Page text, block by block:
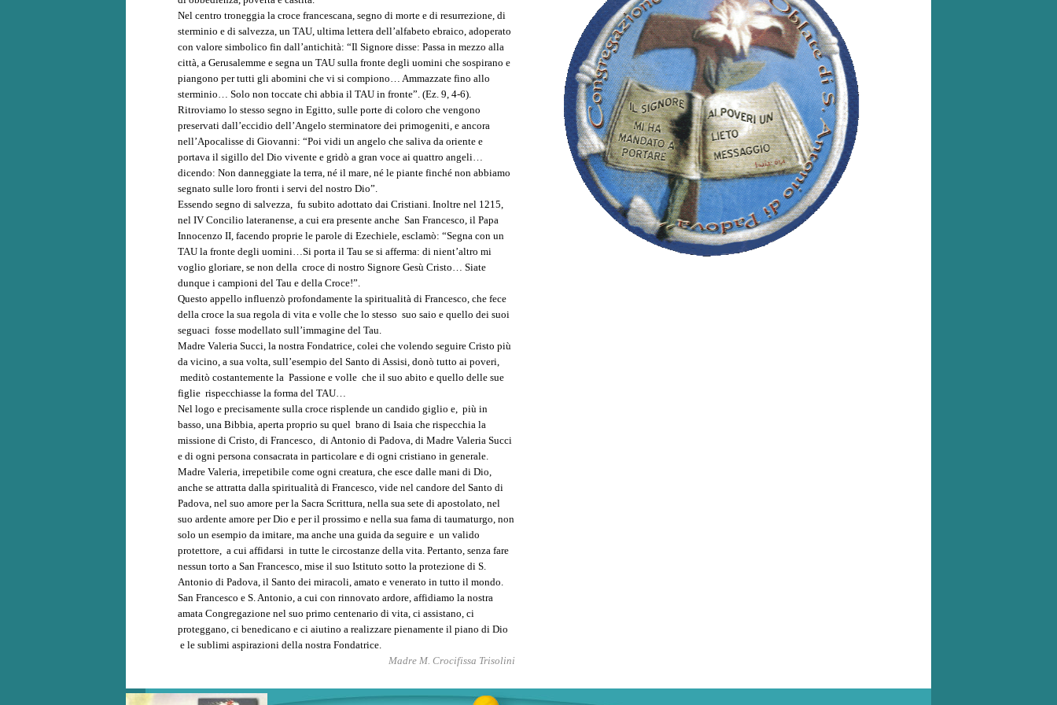
Nel centro troneggia la croce francescana, segno di morte e di resurrezione, di
sterminio e di salvezza, un TAU, ultima lettera dell’alfabeto ebraico, adoperato
con valore simbolico fin dall’antichità: “Il Signore disse: Passa in mezzo alla
città, a Gerusalemme e segna un TAU sulla fronte degli uomini che sospirano e
piangono per tutti gli abomini che vi si compiono… Ammazzate fino allo
sterminio… Solo non toccate chi abbia il TAU in fronte”. (Ez. 9, 4-6).
Ritroviamo lo stesso segno in Egitto, sulle porte di coloro che vengono
preservati dall’eccidio dell’Angelo sterminatore dei primogeniti, e ancora
nell’Apocalisse di Giovanni: “Poi vidi un angelo che saliva da oriente e
portava il sigillo del Dio vivente e gridò a gran voce ai quattro angeli…
dicendo: Non danneggiate la terra, né il mare, né le piante finché non abbiamo
segnato sulle loro fronti i servi del nostro Dio”.
Essendo segno di salvezza, fu subito adottato dai Cristiani. Inoltre nel 1215,
nel IV Concilio lateranense, a cui era presente anche San Francesco, il Papa
Innocenzo II, facendo proprie le parole di Ezechiele, esclamò: “Segna con un
TAU la fronte degli uomini…Si porta il Tau se si afferma: di nient’altro mi
voglio gloriare, se non della croce di nostro Signore Gesù Cristo… Siate
dunque i campioni del Tau e della Croce!”.
Questo appello influenzò profondamente la spiritualità di Francesco, che fece
della croce la sua regola di vita e volle che lo stesso suo saio e quello dei suoi
seguaci fosse modellato sull’immagine del Tau.
Madre Valeria Succi, la nostra Fondatrice, colei che volendo seguire Cristo più
da vicino, a sua volta, sull’esempio del Santo di Assisi, donò tutto ai poveri,
meditò costantemente la Passione e volle che il suo abito e quello delle sue
figlie rispecchiasse la forma del TAU…
Nel logo e precisamente sulla croce risplende un candido giglio e, più in
basso, una Bibbia, aperta proprio su quel brano di Isaia che rispecchia la
missione di Cristo, di Francesco, di Antonio di Padova, di Madre Valeria Succi
e di ogni persona consacrata in particolare e di ogni cristiano in generale.
Madre Valeria, irrepetibile come ogni creatura, che esce dalle mani di Dio,
anche se attratta dalla spiritualità di Francesco, vide nel candore del Santo di
Padova, nel suo amore per la Sacra Scrittura, nella sua sete di apostolato, nel
suo ardente amore per Dio e per il prossimo e nella sua fama di taumaturgo, non
solo un esempio da imitare, ma anche una guida da seguire e un valido
protettore, a cui affidarsi in tutte le circostanze della vita. Pertanto, senza fare
nessun torto a San Francesco, mise il suo Istituto sotto la protezione di S.
Antonio di Padova, il Santo dei miracoli, amato e venerato in tutto il mondo.
San Francesco e S. Antonio, a cui con rinnovato ardore, affidiamo la nostra
amata Congregazione nel suo primo centenario di vita, ci assistano, ci
proteggano, ci benedicano e ci aiutino a realizzare pienamente il piano di Dio
e le sublimi aspirazioni della nostra Fondatrice.
Madre M. Crocifissa Trisolini